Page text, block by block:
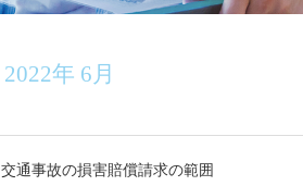
2022年 6月
交通事故の損害賠償請求の範囲